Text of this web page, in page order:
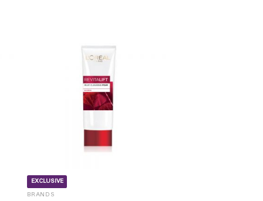
EXCLUSIVE
BRANDS